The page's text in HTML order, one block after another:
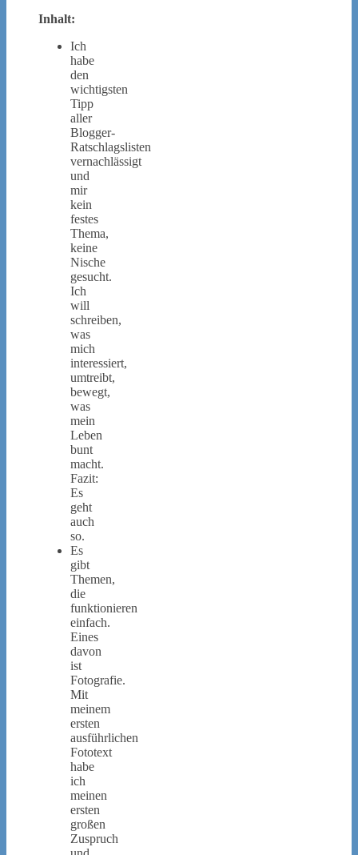
Inhalt:
Ich
habe
den
wichtigsten
Tipp
aller
Blogger-
Ratschlagslisten
vernachlässigt
und
mir
kein
festes
Thema,
keine
Nische
gesucht.
Ich
will
schreiben,
was
mich
interessiert,
umtreibt,
bewegt,
was
mein
Leben
bunt
macht.
Fazit:
Es
geht
auch
so.
Es
gibt
Themen,
die
funktionieren
einfach.
Eines
davon
ist
Fotografie.
Mit
meinem
ersten
ausführlichen
Fototext
habe
ich
meinen
ersten
großen
Zuspruch